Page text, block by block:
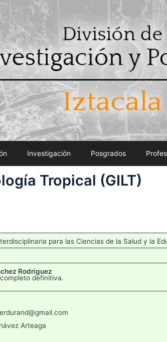
Investigación Posgrados
Tropical (GILT)
para las Ciencias de la Salud y la
Rodríguez
definitiva.
Arteaga